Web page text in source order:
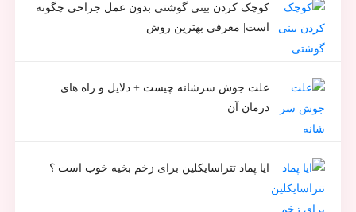
کوچک کردن بینی گوشتی بدون عمل جراحی چگونه
است| معرفی بهترین روش
علت جوش سرشانه چیست + دلایل و راه های
درمان آن
ایا پماد تتراسایکلین برای زخم بخیه خوب است ؟